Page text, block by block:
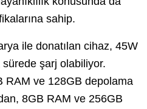
sahip.
ile donatılan cihaz, 45W
sürede şarj olabiliyor.
RAM ve 128GB depolama
8GB RAM ve 256GB